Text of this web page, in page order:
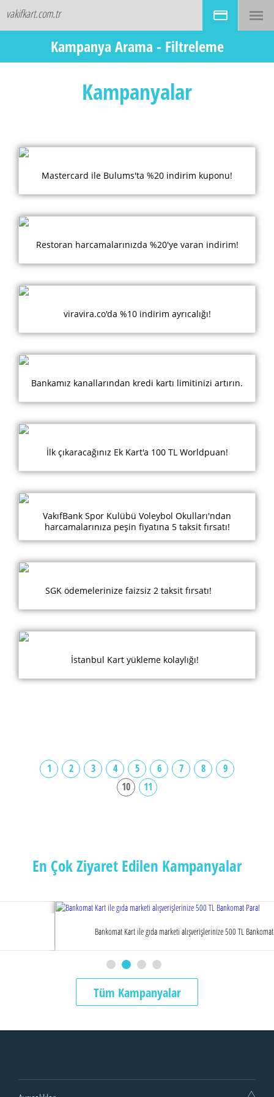
vakifkart.com.tr
Kampanya Arama
Kart Tipi Seçin
Biten Kampanyalar
Kampanya Arama - Filtreleme
Kampanyalar
Mastercard ile Bulums'ta %20 indirim kuponu!
Restoran harcamalarınızda %20'ye varan indirim!
viravira.co'da %10 indirim ayrıcalığı!
Bankamız kanallarından kredi kartı limitinizi artırın.
İlk çıkaracağınız Ek Kart'a 100 TL Worldpuan!
VakıfBank Spor Kulübü Voleybol Okulları'ndan
harcamalarınıza peşin fiyatına 5 taksit fırsatı!
SGK ödemelerinize faizsiz 2 taksit fırsatı!
İstanbul Kart yükleme kolaylığı!
1 2 3 4 5 6 7 8
9
10
11
En Çok Ziyaret Edilen Kampanyalar
Bankomat Kart ile gıda marketi alışverişlerinize 500 TL Bankomat Para!
Tüm Kampanyalar